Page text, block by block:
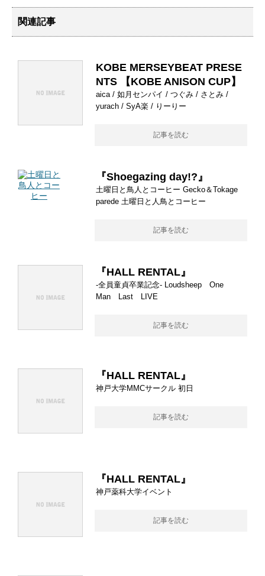
関連記事
KOBE MERSEYBEAT PRESE
NTS 【KOBE ANISON CUP】
aica / 如月センパイ / つぐみ / さとみ /
yurach / SyA楽 / りーりー
記事を読む
『Shoegazing day!?』
土曜日と鳥人とコーヒー Gecko＆Tokage
parede 土曜日と人鳥とコーヒー
記事を読む
『HALL RENTAL』
-全員童貞卒業記念- Loudsheep One
Man Last LIVE
記事を読む
『HALL RENTAL』
神戸大学MMCサークル 初日
記事を読む
『HALL RENTAL』
神戸薬科大学イベント
記事を読む